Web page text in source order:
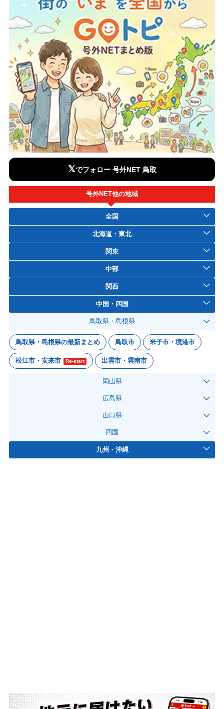
𝕏でフォロー 号外NET 鳥取
号外NET他の地域
全国
北海道・東北
関東
中部
関西
中国・四国
鳥取県・島根県
鳥取県・島根県の最新まとめ 鳥取市 米子市・境港市
松江市・安来市 Re-start 出雲市・雲南市
岡山県
広島県
山口県
四国
九州・沖縄